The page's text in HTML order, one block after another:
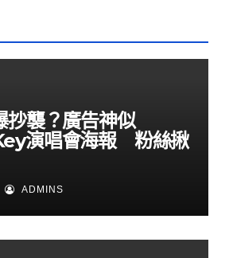
抄襲？廣告神似
演唱會海報 粉絲揪
ADMINS